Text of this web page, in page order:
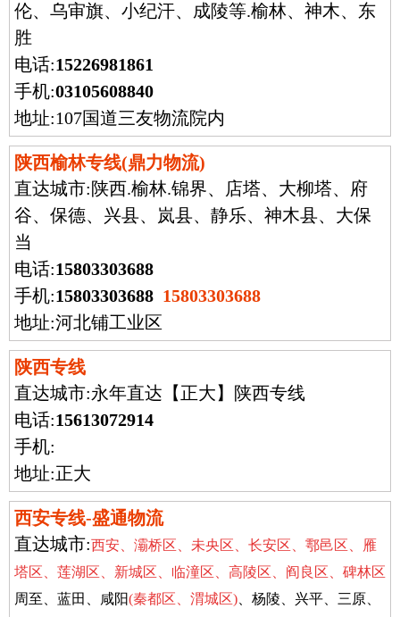
伦、乌审旗、小纪汗、成陵等.榆林、神木、东
胜
电话:15226981861
手机:03105608840
地址:107国道三友物流院内
陕西榆林专线(鼎力物流)
直达城市:陕西.榆林.锦界、店塔、大柳塔、府
谷、保德、兴县、岚县、静乐、神木县、大保
当
电话:15803303688
手机:15803303688 15803303688
地址:河北铺工业区
陕西专线
直达城市:永年直达【正大】陕西专线
电话:15613072914
手机:
地址:正大
西安专线-盛通物流
直达城市:西安、灞桥区、未央区、长安区、鄠邑区、雁
塔区、莲湖区、新城区、临潼区、高陵区、阎良区、碑林区
周至、蓝田、咸阳(秦都区、渭城区) 、杨陵、兴平、三原、